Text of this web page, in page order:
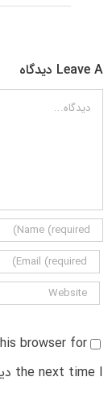
Leave A دیدگاه
دیدگاه
browser for
the next time I دیدگاه.